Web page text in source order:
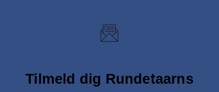
Tilmeld dig Rundetaarns